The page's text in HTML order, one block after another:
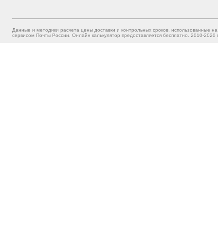
Данные и методики расчета цены доставки и контрольных сроков, использованные
сервисом Почты России. Онлайн калькулятор предоставляется бесплатно. 2010-2020